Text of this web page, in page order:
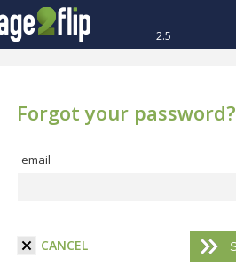
2.5
Forgot your password?
email
CANCEL